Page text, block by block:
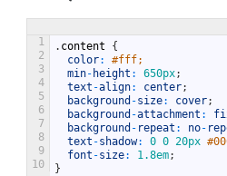
1
2
3
4
5
6
7
8
9
10
. content
{
color:
#fff;
min- height : 650px;
text -align: center;
background -size: cover;
background -attachment :
background - repeat : no-
text -shadow: 0 0 20px
font -size: 1.8em;
}